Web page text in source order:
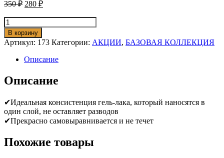
350₽ 280 ₽
Количество
товара
Гель-
лак
Moltini
№313,
12
ml
В корзину
Артикул: 173 Категории: АКЦИИ, БАЗОВАЯ КОЛЛЕКЦИЯ
Описание
Описание
✔Идеальная консистенция гель-лака, который наносятся в
один слой, не оставляет разводов
✔Прекрасно самовыравнивается и не течет
Похожие товары